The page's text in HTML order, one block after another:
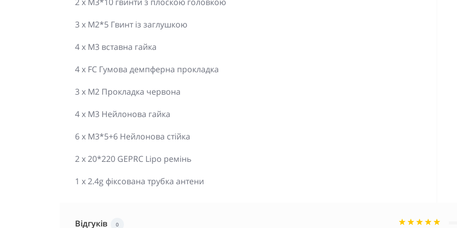
3 x M2*5 Гвинт із заглушкою
4 x M3 вставна гайка
4 x FC Гумова демпферна прокладка
3 x M2 Прокладка червона
4 x M3 Нейлонова гайка
6 x M3*5+6 Нейлонова стійка
2 x 20*220 GEPRC Lipo ремінь
1 x 2.4g фіксована трубка антени
Відгуків 0